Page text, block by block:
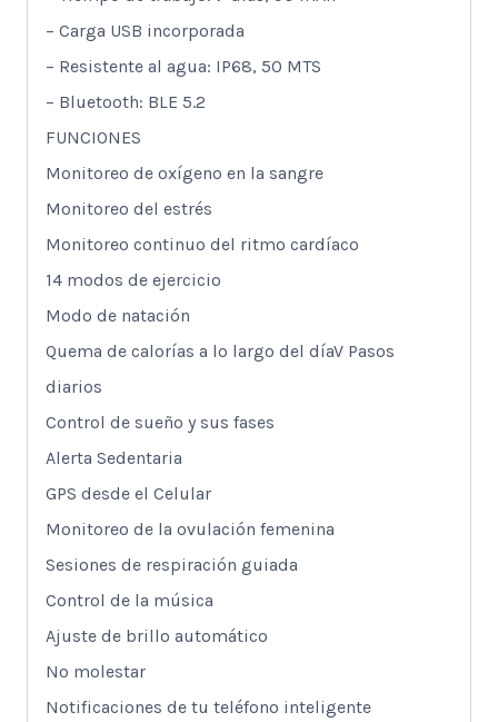
– Carga USB incorporada
– Resistente al agua: IP68, 50 MTS
– Bluetooth: BLE 5.2
FUNCIONES
Monitoreo de oxígeno en la sangre
Monitoreo del estrés
Monitoreo continuo del ritmo cardíaco
14 modos de ejercicio
Modo de natación
Quema de calorías a lo largo del díaV Pasos
diarios
Control de sueño y sus fases
Alerta Sedentaria
GPS desde el Celular
Monitoreo de la ovulación femenina
Sesiones de respiración guiada
Control de la música
Ajuste de brillo automático
No molestar
Notificaciones de tu teléfono inteligente